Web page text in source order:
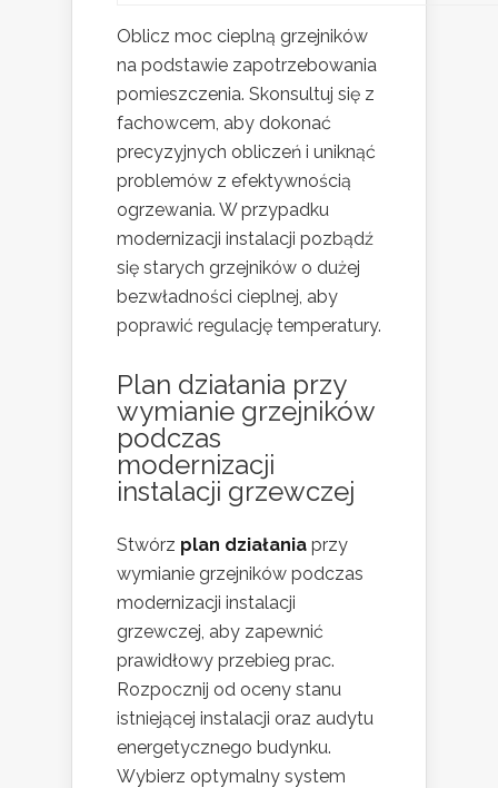
Oblicz moc cieplną grzejników
na podstawie zapotrzebowania
pomieszczenia. Skonsultuj się z
fachowcem, aby dokonać
precyzyjnych obliczeń i uniknąć
problemów z efektywnością
ogrzewania. W przypadku
modernizacji instalacji pozbądź
się starych grzejników o dużej
bezwładności cieplnej, aby
poprawić regulację temperatury.
Plan działania przy
wymianie grzejników
podczas
modernizacji
instalacji grzewczej
Stwórz plan działania przy
wymianie grzejników podczas
modernizacji instalacji
grzewczej, aby zapewnić
prawidłowy przebieg prac.
Rozpocznij od oceny stanu
istniejącej instalacji oraz audytu
energetycznego budynku.
Wybierz optymalny system